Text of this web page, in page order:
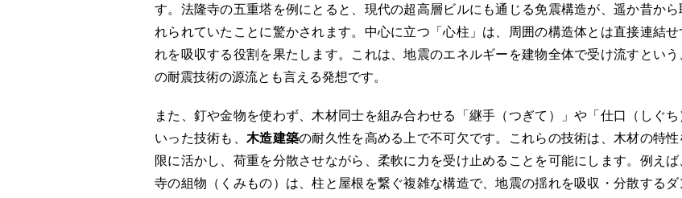
す。法隆寺の五重塔を例にとると、現代の超高層ビルにも通じる免震構造が、遥か昔から
れられていたことに驚かされます。中心に立つ「心柱」は、周囲の構造体とは直接連結
れを吸収する役割を果たします。これは、地震のエネルギーを建物全体で受け流すとい
の耐震技術の源流とも言える発想です。
また、釘や金物を使わず、木材同士を組み合わせる「継手（つぎて）」や「仕口（しぐち
いった技術も、 木造建築の耐久性を高める上で不可欠です。これらの技術は、木材の特性
限に活かし、荷重を分散させながら、柔軟に力を受け止めることを可能にします。例えば
寺の組物（くみもの）は、柱と屋根を繋ぐ複雑な構造で、地震の揺れを吸収・分散するダ